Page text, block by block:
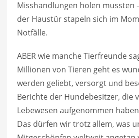
Misshandlungen holen mussten
der Haustür stapeln sich im
Notfälle.
ABER wie manche Tierfreunde
Millionen von Tieren geht es
werden geliebt, versorgt und
Berichte der Hundebesitzer, die
Lebewesen aufgenommen
Das dürfen wir trotz allem, was